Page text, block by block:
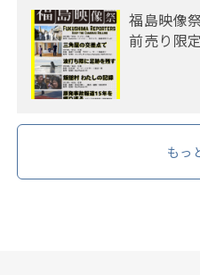
福島映像
前売り限
もっ